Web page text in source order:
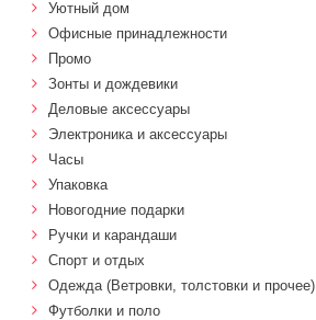
Уютный дом
Офисные принадлежности
Промо
Зонты и дождевики
Деловые аксессуары
Электроника и аксессуары
Часы
Упаковка
Новогодние подарки
Ручки и карандаши
Спорт и отдых
Одежда (Ветровки, толстовки и прочее)
Футболки и поло